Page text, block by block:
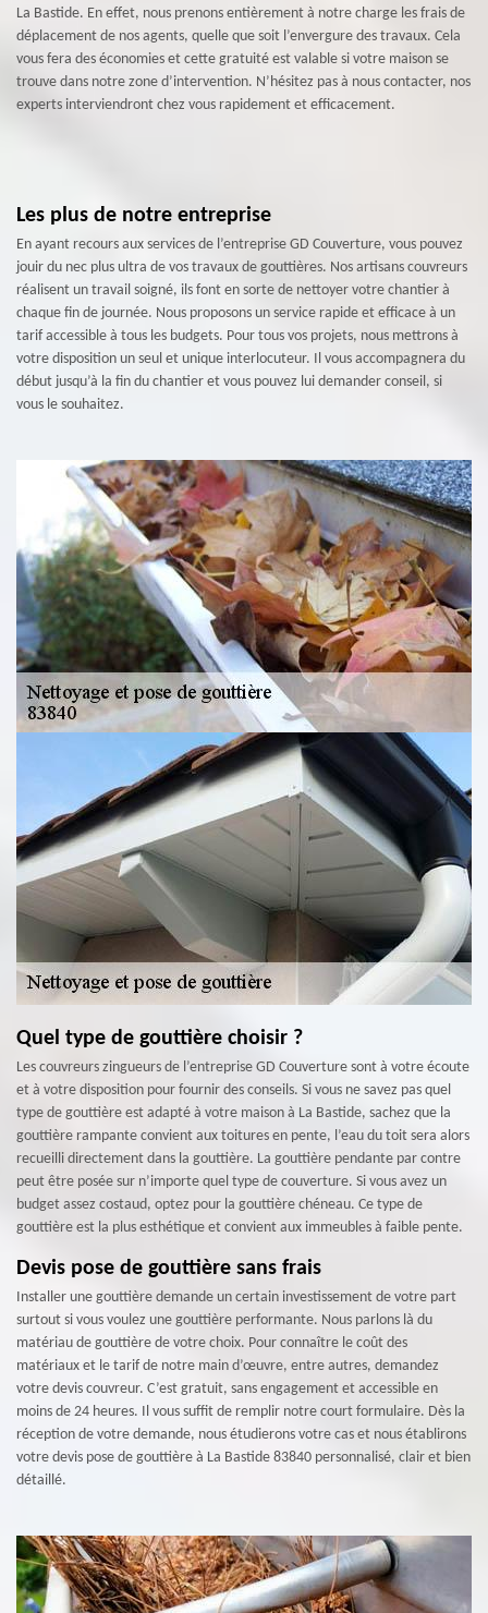
La Bastide. En effet, nous prenons entièrement à notre charge les frais de
déplacement de nos agents, quelle que soit l’envergure des travaux. Cela
vous fera des économies et cette gratuité est valable si votre maison se
trouve dans notre zone d’intervention. N’hésitez pas à nous contacter, nos
experts interviendront chez vous rapidement et efficacement.
Les plus de notre entreprise
En ayant recours aux services de l’entreprise GD Couverture, vous pouvez
jouir du nec plus ultra de vos travaux de gouttières. Nos artisans couvreurs
réalisent un travail soigné, ils font en sorte de nettoyer votre chantier à
chaque fin de journée. Nous proposons un service rapide et efficace à un
tarif accessible à tous les budgets. Pour tous vos projets, nous mettrons à
votre disposition un seul et unique interlocuteur. Il vous accompagnera du
début jusqu’à la fin du chantier et vous pouvez lui demander conseil, si
vous le souhaitez.
Quel type de gouttière choisir ?
Les couvreurs zingueurs de l’entreprise GD Couverture sont à votre écoute
et à votre disposition pour fournir des conseils. Si vous ne savez pas quel
type de gouttière est adapté à votre maison à La Bastide, sachez que la
gouttière rampante convient aux toitures en pente, l’eau du toit sera alors
recueilli directement dans la gouttière. La gouttière pendante par contre
peut être posée sur n’importe quel type de couverture. Si vous avez un
budget assez costaud, optez pour la gouttière chéneau. Ce type de
gouttière est la plus esthétique et convient aux immeubles à faible pente.
Devis pose de gouttière sans frais
Installer une gouttière demande un certain investissement de votre part
surtout si vous voulez une gouttière performante. Nous parlons là du
matériau de gouttière de votre choix. Pour connaître le coût des
matériaux et le tarif de notre main d’œuvre, entre autres, demandez
votre devis couvreur. C’est gratuit, sans engagement et accessible en
moins de 24 heures. Il vous suffit de remplir notre court formulaire. Dès la
réception de votre demande, nous étudierons votre cas et nous établirons
votre devis pose de gouttière à La Bastide 83840 personnalisé, clair et bien
détaillé.